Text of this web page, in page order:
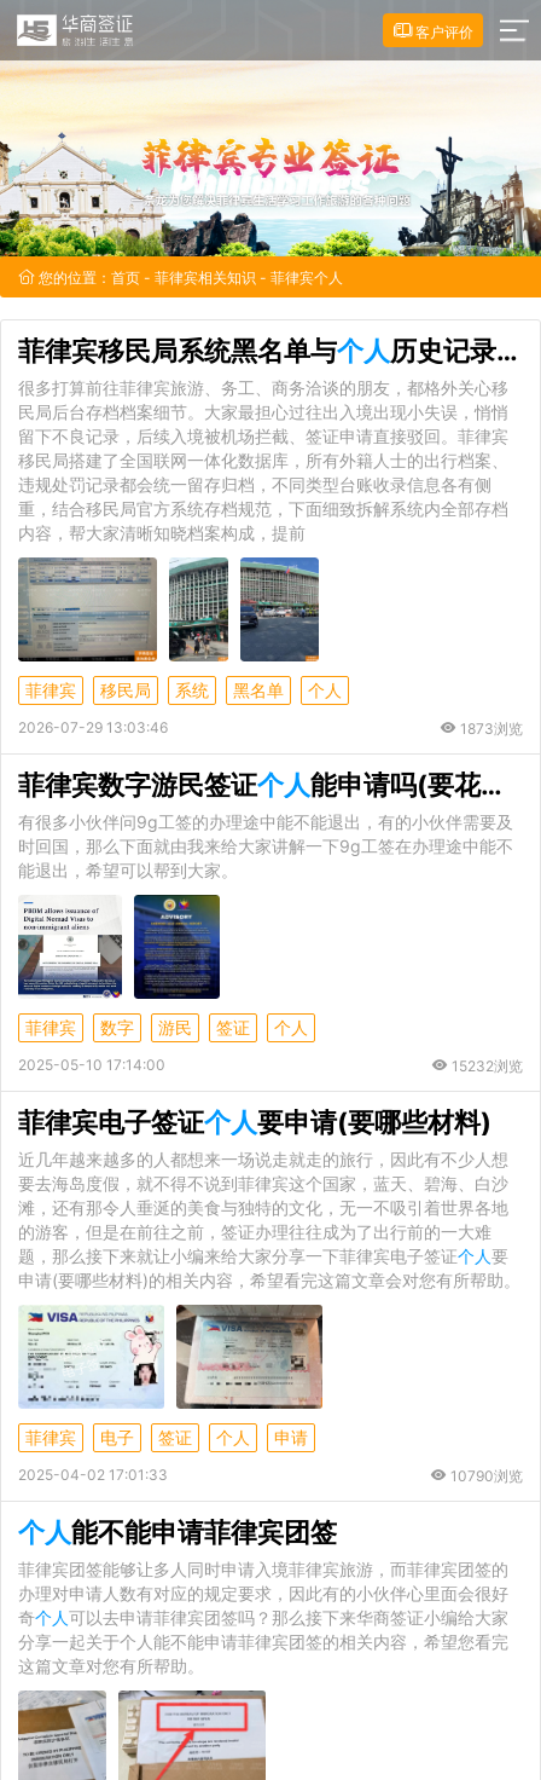
客户评价
您的位置： 首页 - 菲律宾相关知识 - 菲律宾个人
菲律宾移民局系统黑名单与个人历史记录都包含哪些详细内容？
很多打算前往菲律宾旅游、务工、商务洽谈的朋友，都格外关心移
民局后台存档档案细节。大家最担心过往出入境出现小失误，悄悄
留下不良记录，后续入境被机场拦截、签证申请直接驳回。菲律宾
移民局搭建了全国联网一体化数据库，所有外籍人士的出行档案、
违规处罚记录都会统一留存归档，不同类型台账收录信息各有侧
重，结合移民局官方系统存档规范，下面细致拆解系统内全部存档
内容，帮大家清晰知晓档案构成，提前
菲律宾 移民局 系统 黑名单 个人
2026-07-29 13:03:46 1873浏览
菲律宾数字游民签证个人能申请吗(要花多少钱)
有很多小伙伴问9g工签的办理途中能不能退出，有的小伙伴需要及
时回国，那么下面就由我来给大家讲解一下9g工签在办理途中能不
能退出，希望可以帮到大家。
菲律宾 数字 游民 签证 个人
2025-05-10 17:14:00 15232浏览
菲律宾电子签证个人要申请(要哪些材料)
近几年越来越多的人都想来一场说走就走的旅行，因此有不少人想
要去海岛度假，就不得不说到菲律宾这个国家，蓝天、碧海、白沙
滩，还有那令人垂涎的美食与独特的文化，无一不吸引着世界各地
的游客，但是在前往之前，签证办理往往成为了出行前的一大难
题，那么接下来就让小编来给大家分享一下菲律宾电子签证个人要
申请(要哪些材料)的相关内容，希望看完这篇文章会对您有所帮助。
菲律宾 电子 签证 个人 申请
2025-04-02 17:01:33 10790浏览
个人能不能申请菲律宾团签
菲律宾团签能够让多人同时申请入境菲律宾旅游，而菲律宾团签的
办理对申请人数有对应的规定要求，因此有的小伙伴心里面会很好
奇个人可以去申请菲律宾团签吗？那么接下来华商签证小编给大家
分享一起关于个人能不能申请菲律宾团签的相关内容，希望您看完
这篇文章对您有所帮助。